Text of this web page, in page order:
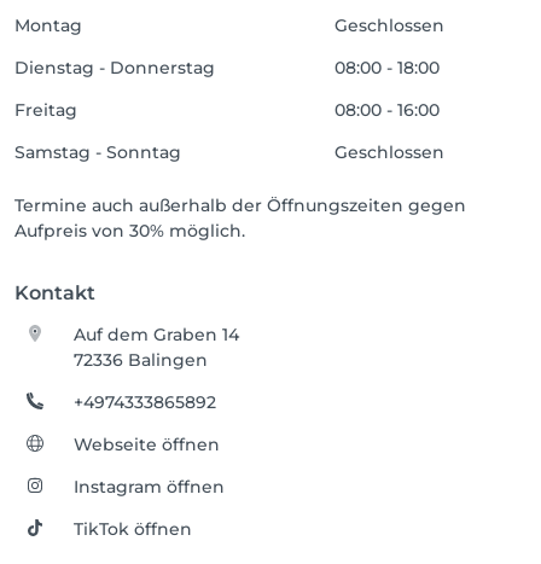
Montag
Geschlossen
Dienstag - Donnerstag
08:00 - 18:00
Freitag
08:00 - 16:00
Samstag - Sonntag
Geschlossen
Termine auch außerhalb der Öffnungszeiten gegen
Aufpreis von 30% möglich.
Kontakt
Auf dem Graben 14
72336 Balingen
+4974333865892
Webseite öffnen
Instagram öffnen
TikTok öffnen